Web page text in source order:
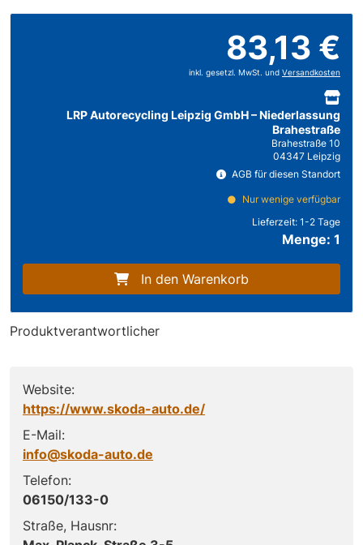
83,13 €
inkl. gesetzl. MwSt. und Versandkosten
LRP Autorecycling Leipzig GmbH – Niederlassung
Brahestraße
Brahestraße 10
04347 Leipzig
AGB für diesen Standort
Nur wenige verfügbar
Lieferzeit: 1-2 Tage
Menge: 1
In den Warenkorb
Produktverantwortlicher
Website:
https://www.skoda-auto.de/
E-Mail:
info@skoda-auto.de
Telefon:
06150/133-0
Straße, Hausnr: